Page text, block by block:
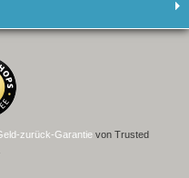
zurück-Garantievon Trusted